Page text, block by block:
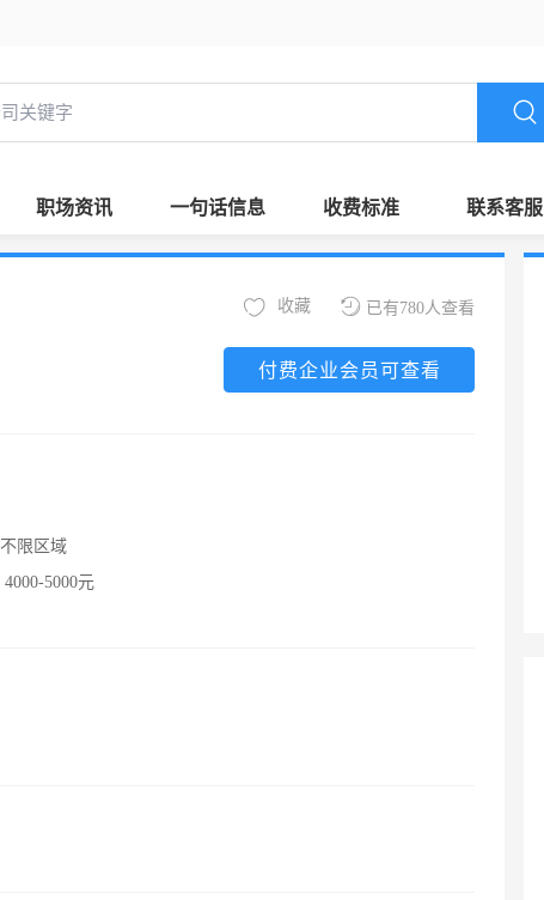
职场资讯 一句话信息 收费标准 联系客服
已有780人查看
收藏
付费企业会员可查看
不限区域
4000-5000元